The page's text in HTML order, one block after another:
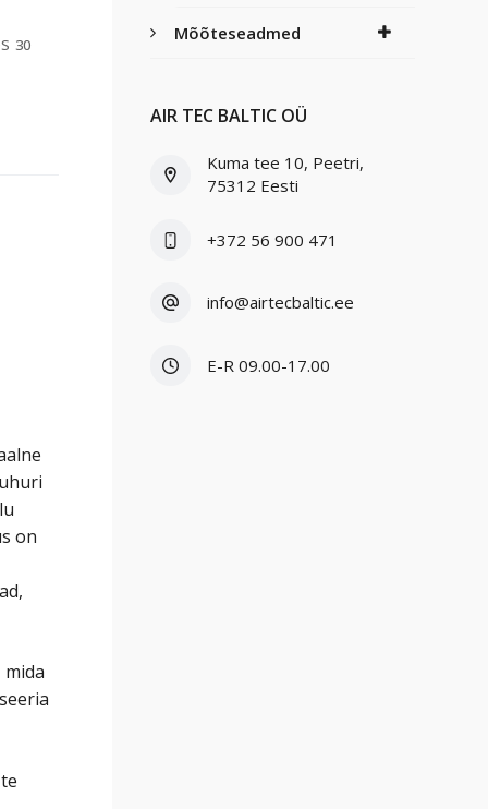
30
on
Mõõteseadmed
AIR TEC BALTIC OÜ
Kuma tee 10, Peetri,
75312 Eesti
+372 56 900 471
info@airtecbaltic.ee
E-R 09.00-17.00